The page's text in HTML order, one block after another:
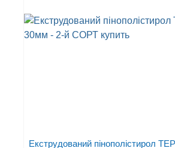
Екструдований пінополістирол